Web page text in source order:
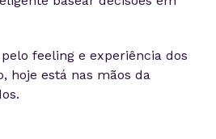
feeling e experiência dos
hoje está nas mãos da